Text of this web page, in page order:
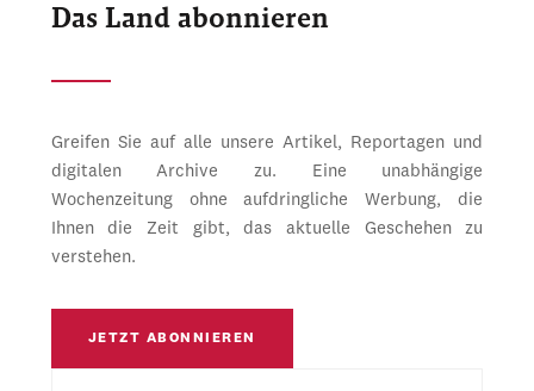
Das Land abonnieren
Greifen Sie auf alle unsere Artikel, Reportagen und
digitalen Archive zu. Eine unabhängige
Wochenzeitung ohne aufdringliche Werbung, die
Ihnen die Zeit gibt, das aktuelle Geschehen zu
verstehen.
JETZT ABONNIEREN